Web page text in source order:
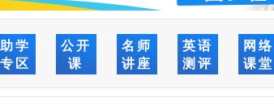
助学
专区
公开
课
名师
讲座
英语
测评
网络
课堂